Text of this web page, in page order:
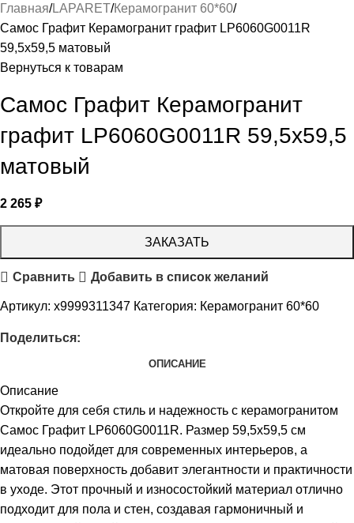
Главная LAPARET Керамогранит 60*60
Самос Графит Керамогранит графит LP6060G0011R
59,5х59,5 матовый
Вернуться к товарам
Самос Графит Керамогранит
графит LP6060G0011R 59,5х59,5
матовый
2 265 ₽
ЗАКАЗАТЬ
Сравнить Добавить в список желаний
Артикул: х9999311347 Категория: Керамогранит 60*60
Поделиться:
ОПИСАНИЕ
Описание
Откройте для себя стиль и надежность с керамогранитом
Самос Графит LP6060G0011R. Размер 59,5х59,5 см
идеально подойдет для современных интерьеров, а
матовая поверхность добавит элегантности и практичности
в уходе. Этот прочный и износостойкий материал отлично
подходит для пола и стен, создавая гармоничный и